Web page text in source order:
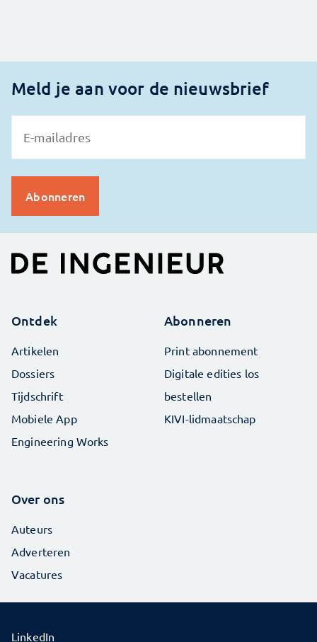
Meld je aan voor de nieuwsbrief
Ontdek
Artikelen
Dossiers
Tijdschrift
Mobiele App
Engineering Works
Abonneren
Print abonnement
Digitale edities los
bestellen
KIVI-lidmaatschap
Over ons
Auteurs
Adverteren
Vacatures
LinkedIn